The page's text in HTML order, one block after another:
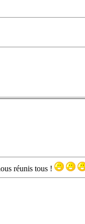
réunis tous !